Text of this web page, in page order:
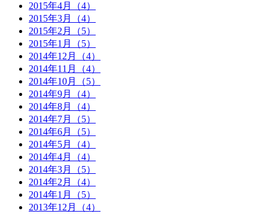
2015年4月（4）
2015年3月（4）
2015年2月（5）
2015年1月（5）
2014年12月（4）
2014年11月（4）
2014年10月（5）
2014年9月（4）
2014年8月（4）
2014年7月（5）
2014年6月（5）
2014年5月（4）
2014年4月（4）
2014年3月（5）
2014年2月（4）
2014年1月（5）
2013年12月（4）